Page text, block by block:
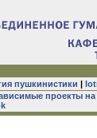
пушкинистики |
проекты